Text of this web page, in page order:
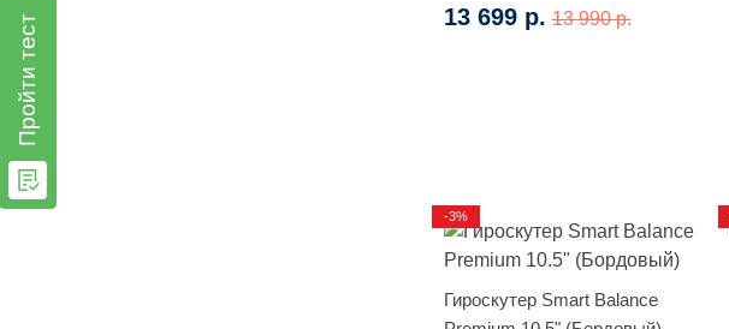
13 699 р. 13 990 р.
Гироскутер Smart Balance
-3%
Пройти тест